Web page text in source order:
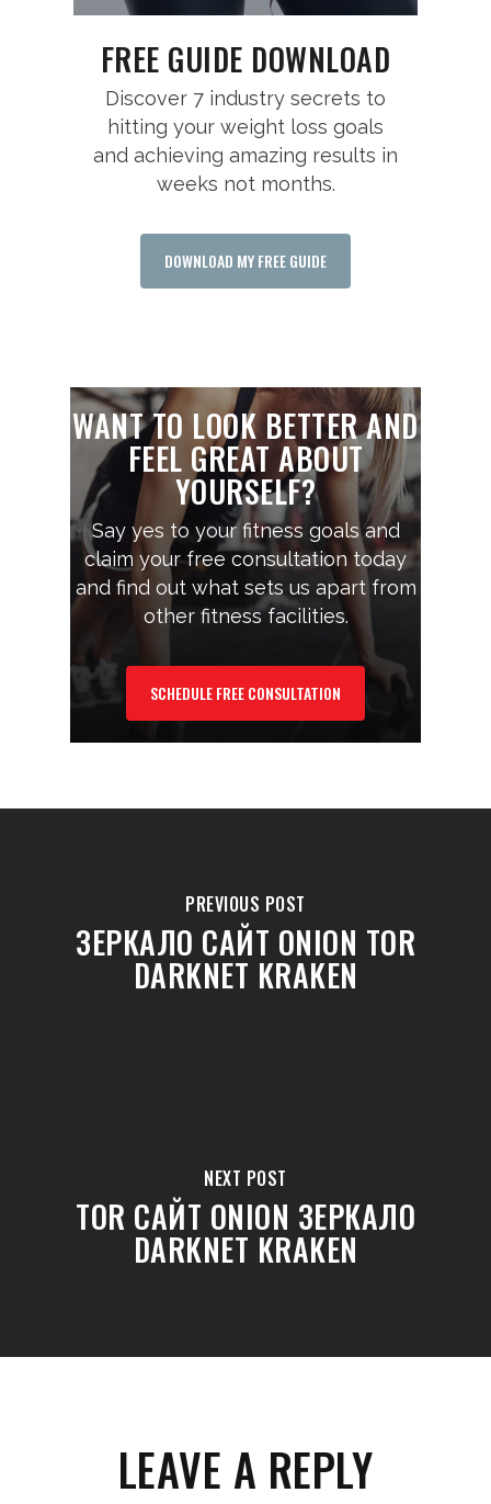
FREE GUIDE DOWNLOAD
Discover 7 industry secrets to
hitting your weight loss goals
and achieving amazing results in
weeks not months.
DOWNLOAD MY FREE GUIDE
WANT TO LOOK BETTER AND
FEEL GREAT ABOUT
YOURSELF?
Say yes to your fitness goals and
claim your free consultation today
and find out what sets us apart from
other fitness facilities.
SCHEDULE FREE CONSULTATION
PREVIOUS POST
ЗЕРКАЛО САЙТ ONION TOR
DARKNET KRAKEN
NEXT POST
TOR САЙТ ONION ЗЕРКАЛО
DARKNET KRAKEN
LEAVE A REPLY